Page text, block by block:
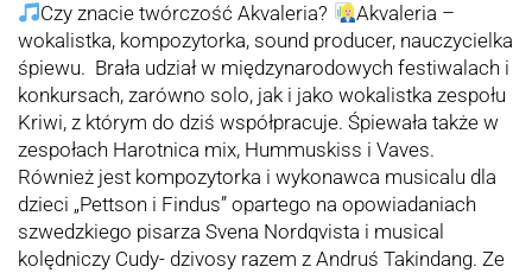
Czy znacie twórczość Akvaleria?
Akvaleria –
wokalistka, kompozytorka, sound producer, nauczycielka
śpiewu. Brała udział w międzynarodowych festiwalach i
konkursach, zarówno solo, jak i jako wokalistka zespołu
Kriwi, z którym do dziś współpracuje. Śpiewała także w
zespołach Harotnica mix, Hummuskiss i Vaves.
Również jest kompozytorka i wykonawca musicalu dla
dzieci „Pettson i Findus” opartego na opowiadaniach
szwedzkiego pisarza Svena Nordqvista i musical
kolędniczy Cudy- dzivosy razem z Andruś Takindang. Ze